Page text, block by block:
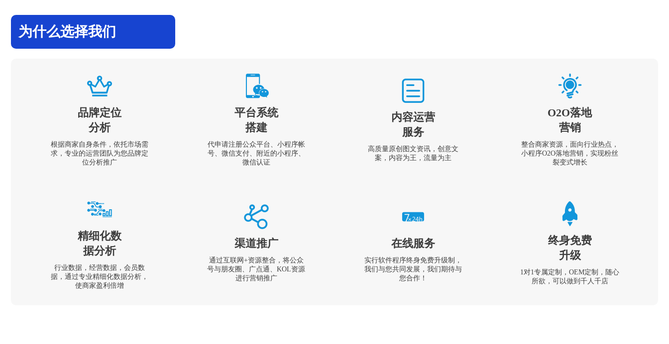
为什么选择我们
品牌定位
分析
根据商家自身条件，依托市场需
求，专业的运营团队为您品牌定
位分析推广
平台系统
搭建
代申请注册公众平台、小程序帐
号、微信支付、附近的小程序、
微信认证
内容运营
服务
高质量原创图文资讯，创意文
案，内容为王，流量为主
O2O落地
营销
整合商家资源，面向行业热点，
小程序O2O落地营销，实现粉丝
裂变式增长
精细化数
据分析
行业数据，经营数据，会员数
据，通过专业精细化数据分析，
使商家盈利倍增
渠道推广
通过互联网+资源整合，将公众
号与朋友圈、广点通、KOL资源
进行营销推广
在线服务
实行软件程序终身免费升级制，
我们与您共同发展，我们期待与
您合作！
终身免费
升级
1对1专属定制，OEM定制，随心
所欲，可以做到千人千店